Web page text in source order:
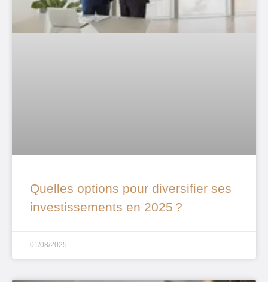
Quelles options pour diversifier ses
investissements en 2025 ?
01/08/2025